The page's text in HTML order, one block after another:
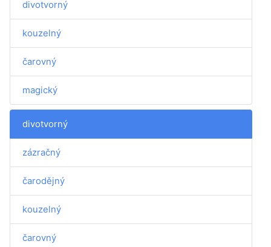
divotvorný
kouzelný
čarovný
magický
divotvorný
zázračný
čarodějný
kouzelný
čarovný